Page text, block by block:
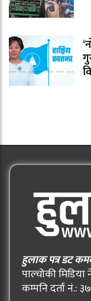
हुलाक पत्र डट
पाल्चोकी मिडिया
कम्पनि दर्ता नं.: